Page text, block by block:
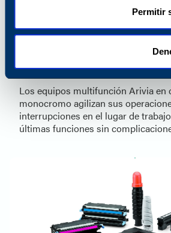
Permitir
MFPs Arivia
Los equipos multifunción Arivia en
monocromo agilizan sus
interrupciones en el lugar de
últimas funciones sin